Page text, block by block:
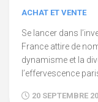
ACHAT ET VENTE
Se lancer dans
France attire de
dynamisme et la
l’effervescence
20 SEPTEMBRE